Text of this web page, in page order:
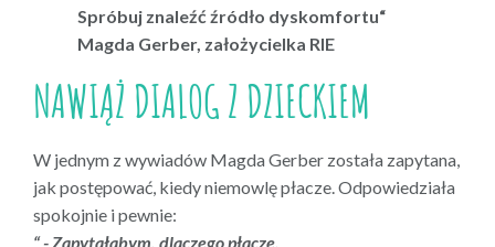
Spróbuj znaleźć źródło dyskomfortu“
Magda Gerber, założycielka RIE
NAWIĄŻ DIALOG Z DZIECKIEM
W jednym z wywiadów Magda Gerber została zapytana,
jak postępować, kiedy niemowlę płacze. Odpowiedziała
spokojnie i pewnie:
“ - Zapytałabym, dlaczego płacze.